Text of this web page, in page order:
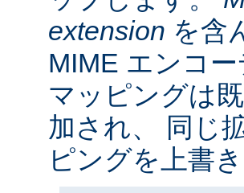
extension を含
MIME エンコ
マッピングは
加され、 同じ
ピングを上書き